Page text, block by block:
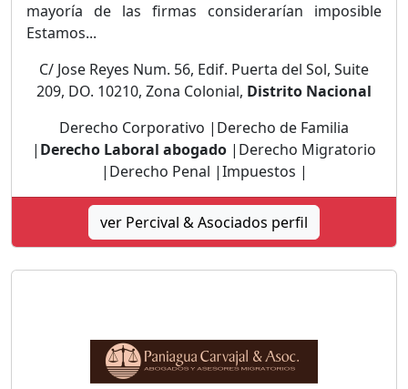
mayoría de las firmas considerarían imposible
Estamos...
C/ Jose Reyes Num. 56, Edif. Puerta del Sol, Suite
209, DO. 10210, Zona Colonial, Distrito Nacional
Derecho Corporativo |Derecho de Familia
| Derecho Laboral abogado |Derecho Migratorio
|Derecho Penal |Impuestos |
ver Percival & Asociados perfil